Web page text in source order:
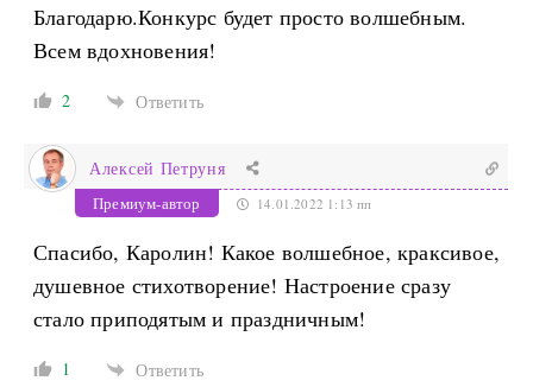
Благодарю.Конкурс будет просто волшебным.
Всем вдохновения!
2 Ответить
Алексей Петруня
Премиум-автор 14.01.2022 1:13 пп
Спасибо, Каролин! Какое волшебное, краксивое,
душевное стихотворение! Настроение сразу
стало приподятым и праздничным!
1 Ответить